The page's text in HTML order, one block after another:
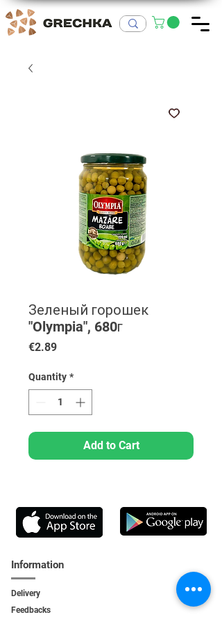
Зеленый горошек
"Olympia", 680г
€2.89Price
Quantity *
Add to Cart
Information
Delivery
Feedbacks